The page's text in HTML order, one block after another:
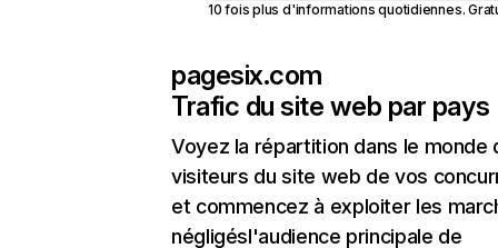
10 fois plus d'informations quotidiennes.
pagesix.com
Trafic du site web par pays
Voyez la répartition dans le monde
visiteurs du site web de vos
et commencez à exploiter les
négligésl'audience principale de